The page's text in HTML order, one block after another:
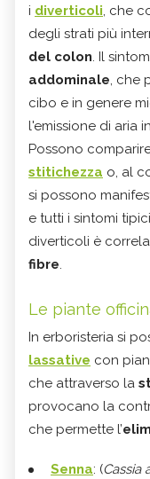
i diverticoli, che
degli strati più
del colon. Il
addominale, che
cibo e in genere
l'emissione di aria
Possono
stitichezza o, al
si possono
e tutti i sintomi
diverticoli è
fibre.
Le piante
In erboristeria si
lassative con
che attraverso la
provocano la
che permette l’
Senna: (Cassia